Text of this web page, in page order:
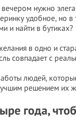
нужно
удобное, но
и найти в бутиках?
в одно и
совпадает с
людей,
решением их
года,